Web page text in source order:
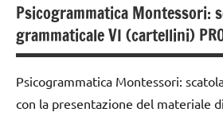
Psicogrammatica Montessori:
grammaticale VI (cartellini)
Psicogrammatica Montessori:
con la presentazione del materiale